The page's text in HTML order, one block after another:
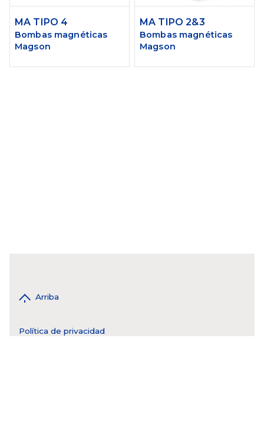
MA TIPO 4
Bombas magnéticas
Magson
MA TIPO 2&3
Bombas magnéticas
Magson
Arriba
Política de privacidad